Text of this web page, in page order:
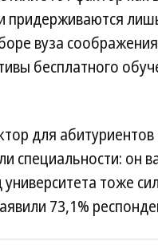
вуза
бесплатного
для
специальности: он
тоже
73,1%